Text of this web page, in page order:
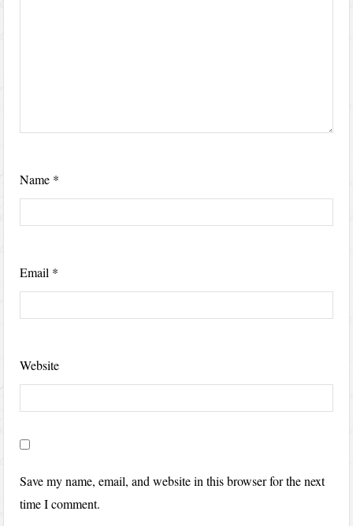
Name *
Email *
Website
Save my name, email, and website in this browser for the next
time I comment.